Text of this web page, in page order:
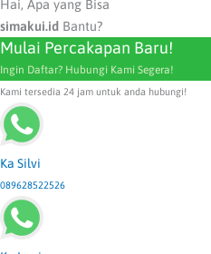
Hai, Apa yang Bisa
simakui.id Bantu?
Mulai Percakapan Baru!
Ingin Daftar? Hubungi Kami Segera!
Kami tersedia 24 jam untuk anda hubungi!
Ka Silvi
089628522526